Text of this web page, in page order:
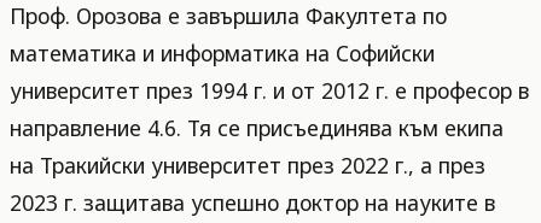
Проф. Орозова е завършила Факултета по
математика и информатика на Софийски
университет през 1994 г. и от 2012 г. е професор в
направление 4.6. Тя се присъединява към екипа
на Тракийски университет през 2022 г., а през
2023 г. защитава успешно доктор на науките в